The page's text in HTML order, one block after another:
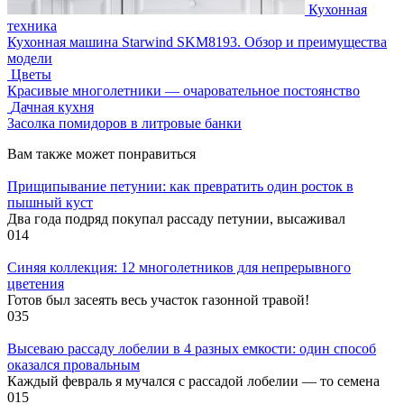
Кухонная
техника
Кухонная машина Starwind SKM8193. Обзор и преимущества
модели
Цветы
Красивые многолетники — очаровательное постоянство
Дачная кухня
Засолка помидоров в литровые банки
Вам также может понравиться
Прищипывание петунии: как превратить один росток в
пышный куст
Два года подряд покупал рассаду петунии, высаживал
014
Синяя коллекция: 12 многолетников для непрерывного
цветения
Готов был засеять весь участок газонной травой!
035
Высеваю рассаду лобелии в 4 разных емкости: один способ
оказался провальным
Каждый февраль я мучался с рассадой лобелии — то семена
015